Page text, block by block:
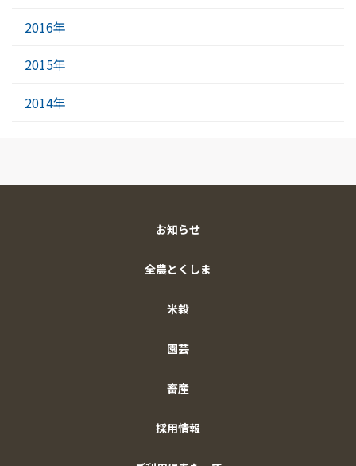
2016年
2015年
2014年
お知らせ
全農とくしま
米穀
園芸
畜産
採用情報